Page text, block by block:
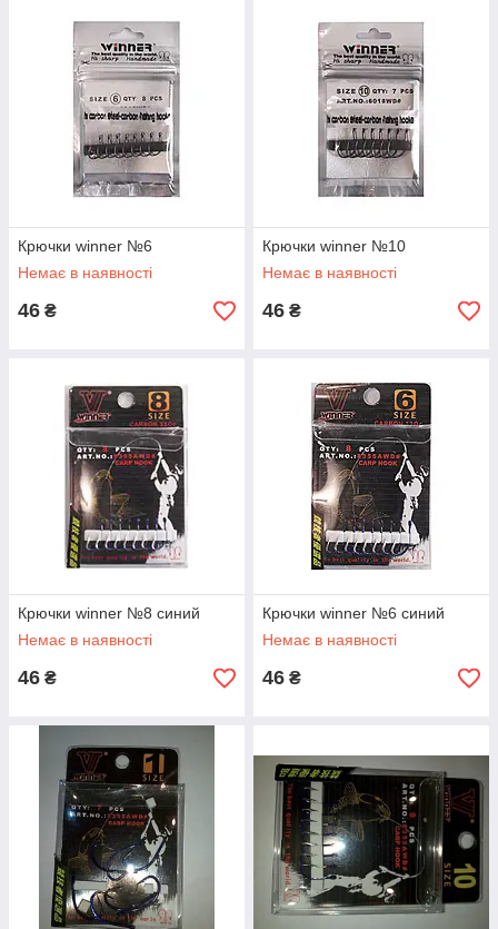
Крючки winner №6
Немає в наявності
46 ₴
Крючки winner №10
Немає в наявності
46 ₴
Крючки winner №8 синий
Немає в наявності
46 ₴
Крючки winner №6 синий
Немає в наявності
46 ₴